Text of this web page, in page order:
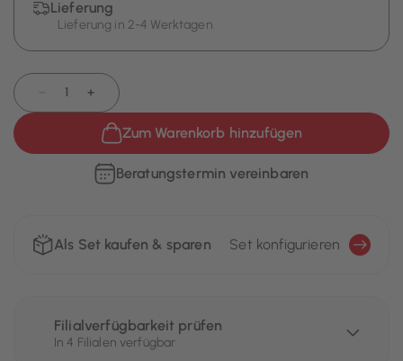
Lieferung
Lieferung in 2-4 Werktagen
+
Zum Warenkorb hinzufügen
Beratungstermin vereinbaren
Als Set kaufen & sparen Set konfigurieren
Filialverfügbarkeit prüfen
In 4 Filialen verfügbar